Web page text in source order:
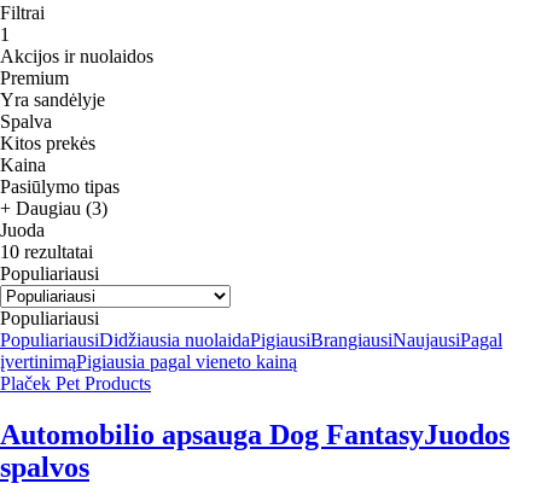
Filtrai
1
Akcijos ir nuolaidos
Premium
Yra sandėlyje
Spalva
Kitos prekės
Kaina
Pasiūlymo tipas
+ Daugiau (3)
Juoda
10 rezultatai
Populiariausi
Populiariausi
PopuliariausiDidžiausia nuolaidaPigiausiBrangiausiNaujausiPagal
įvertinimąPigiausia pagal vieneto kainą
Plaček Pet Products
Automobilio apsauga Dog FantasyJuodos
spalvos